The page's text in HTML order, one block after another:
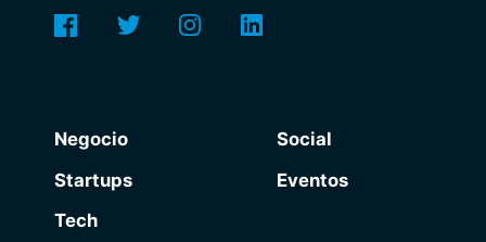
Negocio
Startups
Tech
Social
Eventos